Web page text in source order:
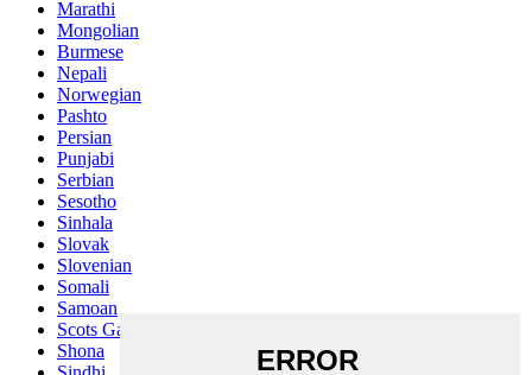
Marathi
Mongolian
Burmese
Nepali
Norwegian
Pashto
Persian
Punjabi
Serbian
Sesotho
Sinhala
Slovak
Slovenian
Somali
Samoan
Scots Gaelic
Shona